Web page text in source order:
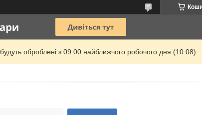
оброблені з 09:00 найближчого робочого дня (10.08).